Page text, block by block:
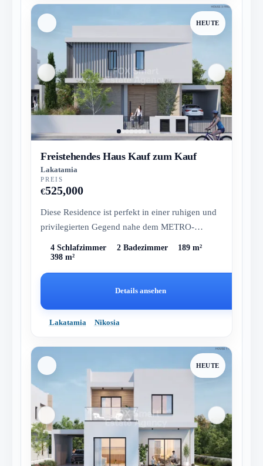
HEUTE
Freistehendes Haus Kauf zum Kauf
Lakatamia
PREIS
€525,000
Diese Residence ist perfekt in einer ruhigen und
privilegierten Gegend nahe dem METRO-
4 Schlafzimmer 2 Badezimmer
189 m²
398 m²
Details ansehen
Lakatamia Nikosia
HEUTE